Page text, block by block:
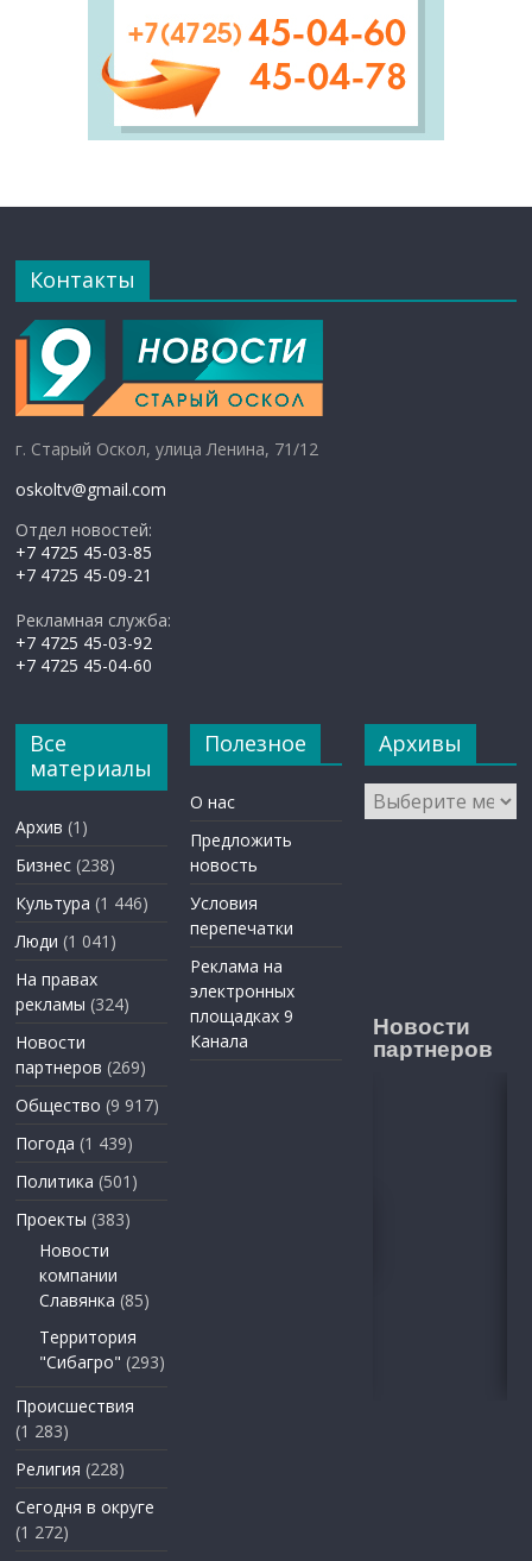
Контакты
г. Старый Оскол, улица Ленина, 71/12
oskoltv@gmail.com
Отдел новостей:
+7 4725 45-03-85
+7 4725 45-09-21
Рекламная служба:
+7 4725 45-03-92
+7 4725 45-04-60
Все
материалы
Архив (1)
Бизнес (238)
Культура (1 446)
Люди (1 041)
На правах
рекламы (324)
Новости
партнеров (269)
Общество (9 917)
Погода (1 439)
Политика (501)
Проекты (383)
Новости
компании
Славянка (85)
Территория
"Сибагро" (293)
Происшествия
(1 283)
Религия (228)
Сегодня в округе
(1 272)
Полезное
О нас
Предложить
новость
Условия
перепечатки
Реклама на
электронных
площадках 9
Канала
Архивы
Архивы
Новости
партнеров